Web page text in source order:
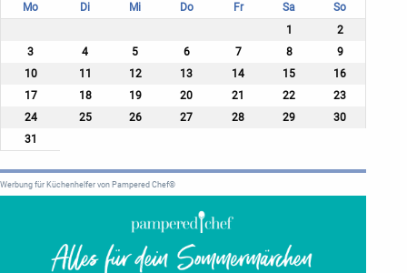
Mo Di Mi Do Fr Sa
So
1
2
3
4 5 6 7 8
9
10
11 12 13 14 15
16
17
18 19 20 21 22
23
24
25 26 27 28 29
30
31
Werbung für Küchenhelfer von Pampered Chef®